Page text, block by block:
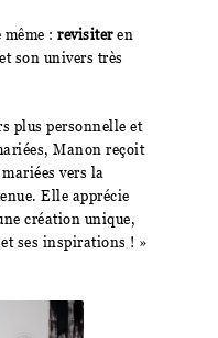
: revisiteren
son univers très
plus personnelle et
Manon reçoit
vers la
Elle apprécie
création unique,
ses inspirations ! »